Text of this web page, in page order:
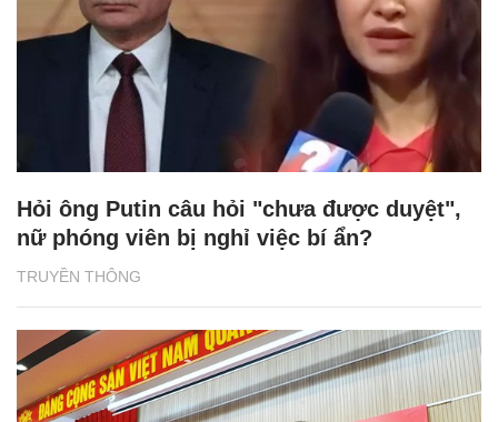
TRUYỀN THÔNG
Hỏi ông Putin câu hỏi "chưa được duyệt",
nữ phóng viên bị nghỉ việc bí ẩn?